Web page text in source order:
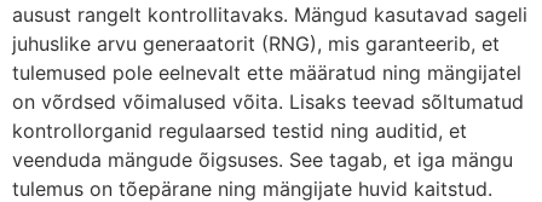
ausust rangelt kontrollitavaks. Mängud kasutavad sageli
juhuslike arvu generaatorit (RNG), mis garanteerib, et
tulemused pole eelnevalt ette määratud ning mängijatel
on võrdsed võimalused võita. Lisaks teevad sõltumatud
kontrollorganid regulaarsed testid ning auditid, et
veenduda mängude õigsuses. See tagab, et iga mängu
tulemus on tõepärane ning mängijate huvid kaitstud.